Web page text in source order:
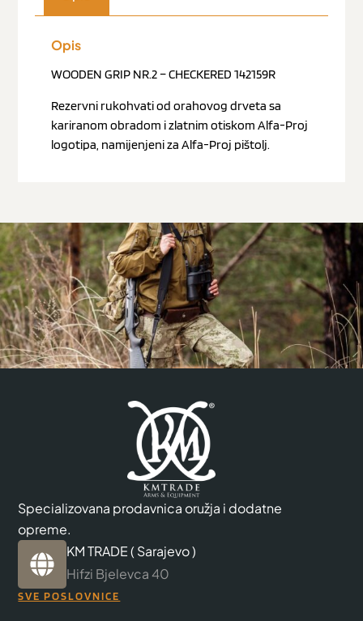
Opis
WOODEN GRIP NR.2 – CHECKERED 142159R
Rezervni rukohvati od orahovog drveta sa
kariranom obradom i zlatnim otiskom Alfa-Proj
logotipa, namijenjeni za Alfa-Proj pištolj.
Specializovana prodavnica oružja i dodatne
opreme.
KM TRADE ( Sarajevo )
Hifzi Bjelevca 40
SVE POSLOVNICE